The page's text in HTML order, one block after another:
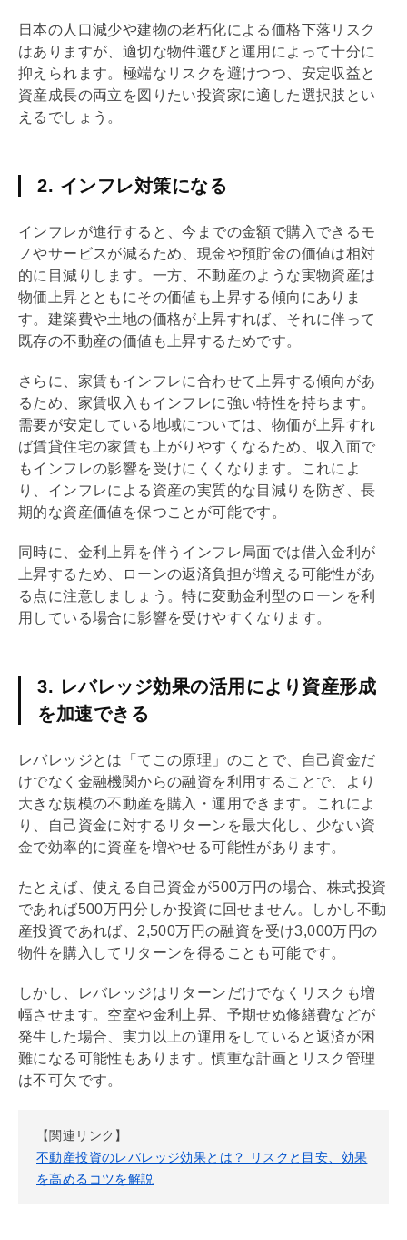
日本の人口減少や建物の老朽化による価格下落リスク
はありますが、適切な物件選びと運用によって十分に
抑えられます。極端なリスクを避けつつ、安定収益と
資産成長の両立を図りたい投資家に適した選択肢とい
えるでしょう。
2. インフレ対策になる
インフレが進行すると、今までの金額で購入できるモ
ノやサービスが減るため、現金や預貯金の価値は相対
的に目減りします。一方、不動産のような実物資産は
物価上昇とともにその価値も上昇する傾向にありま
す。建築費や土地の価格が上昇すれば、それに伴って
既存の不動産の価値も上昇するためです。
さらに、家賃もインフレに合わせて上昇する傾向があ
るため、家賃収入もインフレに強い特性を持ちます。
需要が安定している地域については、物価が上昇すれ
ば賃貸住宅の家賃も上がりやすくなるため、収入面で
もインフレの影響を受けにくくなります。これによ
り、インフレによる資産の実質的な目減りを防ぎ、長
期的な資産価値を保つことが可能です。
同時に、金利上昇を伴うインフレ局面では借入金利が
上昇するため、ローンの返済負担が増える可能性があ
る点に注意しましょう。特に変動金利型のローンを利
用している場合に影響を受けやすくなります。
3. レバレッジ効果の活用により資産形成
を加速できる
レバレッジとは「てこの原理」のことで、自己資金だ
けでなく金融機関からの融資を利用することで、より
大きな規模の不動産を購入・運用できます。これによ
り、自己資金に対するリターンを最大化し、少ない資
金で効率的に資産を増やせる可能性があります。
たとえば、使える自己資金が500万円の場合、株式投資
であれば500万円分しか投資に回せません。しかし不動
産投資であれば、2,500万円の融資を受け3,000万円の
物件を購入してリターンを得ることも可能です。
しかし、 レバレッジはリターンだけでなくリスクも増
幅させます。空室や金利上昇、予期せぬ修繕費などが
発生した場合、実力以上の運用をしていると返済が困
難になる可能性もあります。慎重な計画とリスク管理
は不可欠です。
【関連リンク】
不動産投資のレバレッジ効果とは？ リスクと目安、効果
を高めるコツを解説